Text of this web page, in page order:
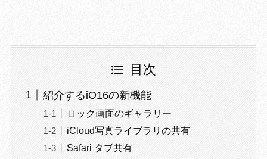
目次
紹介するiO16の新機能
ロック画面のギャラリー
iCloud写真ライブラリの共有
Safari タブ共有